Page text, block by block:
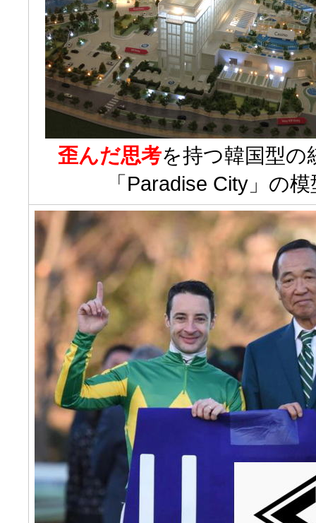
歪んだ思考を持つ韓国型の
「Paradise City」の